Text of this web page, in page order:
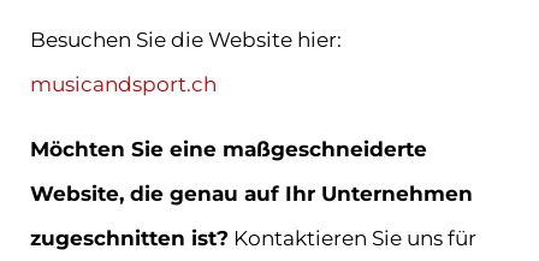
Besuchen Sie die Website hier:
musicandsport.ch
Möchten Sie eine maßgeschneiderte
Website, die genau auf Ihr Unternehmen
zugeschnitten ist? Kontaktieren Sie uns für